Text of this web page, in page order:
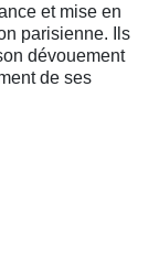
et mise en
parisienne. Ils
dévouement
de ses